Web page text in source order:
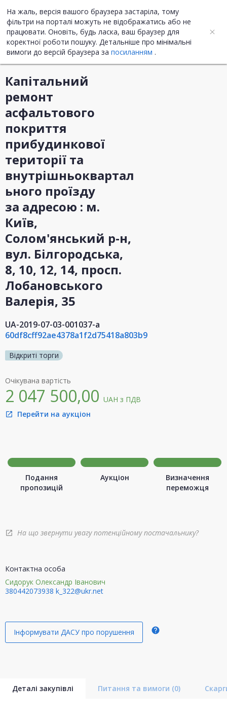
На жаль, версія вашого браузера застаріла, тому
фільтри на порталі можуть не відображатись або не
працювати. Оновіть, будь ласка, ваш браузер для
коректної роботи пошуку. Детальніше про мінімальні
вимоги до версій браузера за посиланням .
UA ENG
Інформація про закупівлю
Капітальний
ремонт
асфальтового
покриття
прибудинкової
території та
внутрішньоквартал
ьного проїзду
за адресою : м.
Київ,
Солом'янський р-н,
вул. Білгородська,
8, 10, 12, 14, просп.
Лобановського
Валерія, 35
UA-2019-07-03-001037-a
60df8cff92ae4378a1f2d75418a803b9
Відкриті торги
Очікувана вартість
2 047 500,00 UAH з ПДВ
open_in_new Перейти на аукціон
Подання
пропозицій
Аукціон
Визначення
переможця
open_in_new На що звернути увагу потенційному постачальнику?
Контактна особа
Сидорук Олександр Іванович
380442073938 k_322@ukr.net
Інформувати ДАСУ про порушення help
Деталі закупівлі Питання та вимоги (0)